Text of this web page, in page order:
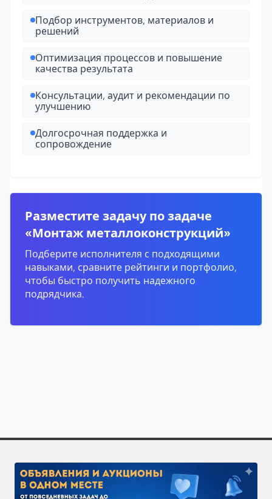
Подбор инструментов, материалов и
решений
Оптимизация процессов и повышение
качества результата
Консультации, аудит и рекомендации по
улучшению
Долгосрочная поддержка и
сопровождение
Разместите задачу по задаче
«Монтаж металлоконструкций»
Подберите исполнителя с подходящими
навыками, сравните рейтинги и портфолио,
чтобы быстро получить надежного
подрядчика.